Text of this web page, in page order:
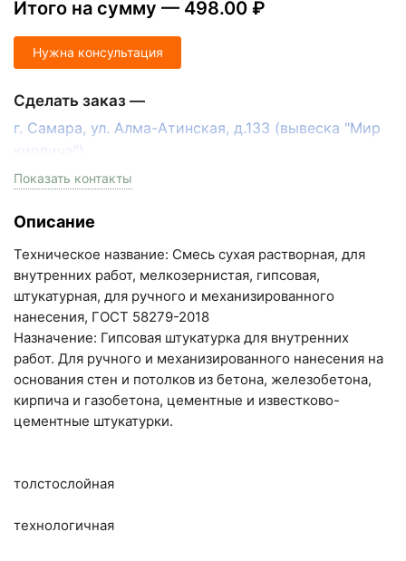
Итого на сумму — 498.00 ₽
Нужна консультация
Сделать заказ —
г. Самара, ул. Алма-Атинская, д.133 (вывеска "Мир
кирпича")
пн-пт с 9:00 до 18:00, сб с 10:00 до 16:00
+7 (993) 993-77-33
Написать в МАКС
Написать в Telegram
Написать на почту
Самарская область, Волжский район, село
Преображенка, улица Ленинская, 75 (вывеска "Мир
+7 (846) 215-18-18
+7 (993) 993-77-44
Показать контакты
Описание
Техническое название: Смесь сухая растворная, для
внутренних работ, мелкозернистая, гипсовая,
штукатурная, для ручного и механизированного
нанесения, ГОСТ 58279-2018
Назначение: Гипсовая штукатурка для внутренних
работ. Для ручного и механизированного нанесения на
основания стен и потолков из бетона, железобетона,
кирпича и газобетона, цементные и известково-
цементные штукатурки.
толстослойная
технологичная